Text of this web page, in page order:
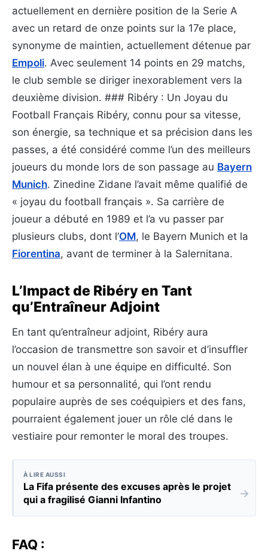
actuellement en dernière position de la Serie A
avec un retard de onze points sur la 17e place,
synonyme de maintien, actuellement détenue par
Empoli. Avec seulement 14 points en 29 matchs,
le club semble se diriger inexorablement vers la
deuxième division. ### Ribéry : Un Joyau du
Football Français Ribéry, connu pour sa vitesse,
son énergie, sa technique et sa précision dans les
passes, a été considéré comme l’un des meilleurs
joueurs du monde lors de son passage au Bayern
Munich. Zinedine Zidane l’avait même qualifié de
« joyau du football français ». Sa carrière de
joueur a débuté en 1989 et l’a vu passer par
plusieurs clubs, dont l’OM, le Bayern Munich et la
Fiorentina, avant de terminer à la Salernitana.
L’Impact de Ribéry en Tant
qu’Entraîneur Adjoint
En tant qu’entraîneur adjoint, Ribéry aura
l’occasion de transmettre son savoir et d’insuffler
un nouvel élan à une équipe en difficulté. Son
humour et sa personnalité, qui l’ont rendu
populaire auprès de ses coéquipiers et des fans,
pourraient également jouer un rôle clé dans le
vestiaire pour remonter le moral des troupes.
À LIRE AUSSI
La Fifa présente des excuses après le projet
qui a fragilisé Gianni Infantino
→
FAQ :